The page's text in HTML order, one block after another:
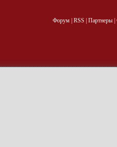
Форум| RSS Партнеры|